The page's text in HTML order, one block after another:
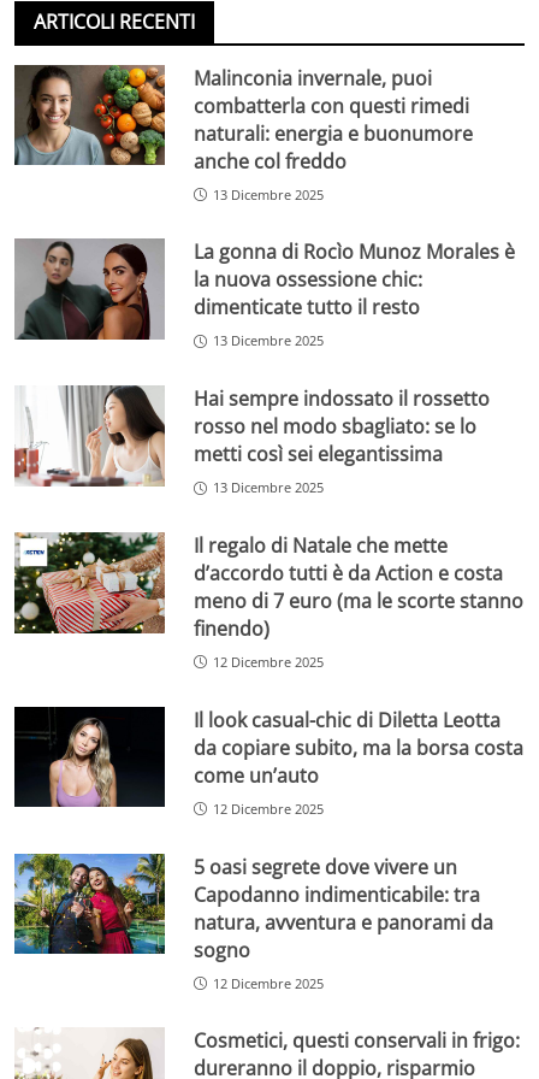
ARTICOLI RECENTI
Malinconia invernale, puoi
combatterla con questi rimedi
naturali: energia e buonumore
anche col freddo
13 Dicembre 2025
La gonna di Rocìo Munoz Morales è
la nuova ossessione chic:
dimenticate tutto il resto
13 Dicembre 2025
Hai sempre indossato il rossetto
rosso nel modo sbagliato: se lo
metti così sei elegantissima
13 Dicembre 2025
Il regalo di Natale che mette
d’accordo tutti è da Action e costa
meno di 7 euro (ma le scorte stanno
finendo)
12 Dicembre 2025
Il look casual-chic di Diletta Leotta
da copiare subito, ma la borsa costa
come un’auto
12 Dicembre 2025
5 oasi segrete dove vivere un
Capodanno indimenticabile: tra
natura, avventura e panorami da
sogno
12 Dicembre 2025
Cosmetici, questi conservali in frigo:
dureranno il doppio, risparmio